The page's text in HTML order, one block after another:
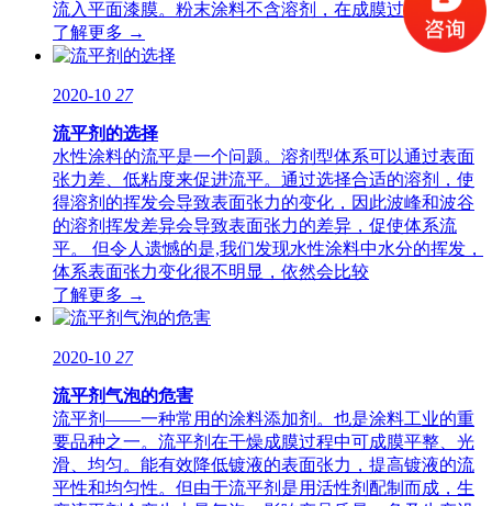
流入平面漆膜。粉末涂料不含溶剂，在成膜过程中不产
了解更多 →
2020-10 27
流平剂的选择
水性涂料的流平是一个问题。溶剂型体系可以通过表面
张力差、低粘度来促进流平。通过选择合适的溶剂，使
得溶剂的挥发会导致表面张力的变化，因此波峰和波谷
的溶剂挥发差异会导致表面张力的差异，促使体系流
平。 但令人遗憾的是,我们发现水性涂料中水分的挥发，
体系表面张力变化很不明显，依然会比较
了解更多 →
2020-10 27
流平剂气泡的危害
流平剂——一种常用的涂料添加剂。也是涂料工业的重
要品种之一。流平剂在干燥成膜过程中可成膜平整、光
滑、均匀。能有效降低镀液的表面张力，提高镀液的流
平性和均匀性。但由于流平剂是用活性剂配制而成，生